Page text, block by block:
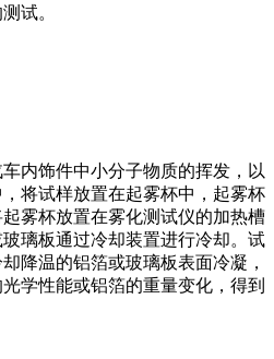
试。
内饰件中小分子物质的挥发，以
将试样放置在起雾杯中，起雾杯
起雾杯放置在雾化测试仪的加热槽
璃板通过冷却装置进行冷却。试
降温的铝箔或玻璃板表面冷凝，
学性能或铝箔的重量变化，得到